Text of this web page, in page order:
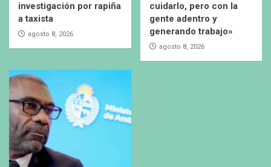
investigación por rapiña
a taxista
agosto 8, 2026
cuidarlo, pero con la
gente adentro y
generando trabajo»
agosto 8, 2026